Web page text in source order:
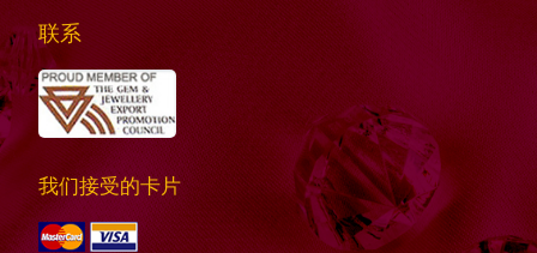
联系
我们接受的卡片